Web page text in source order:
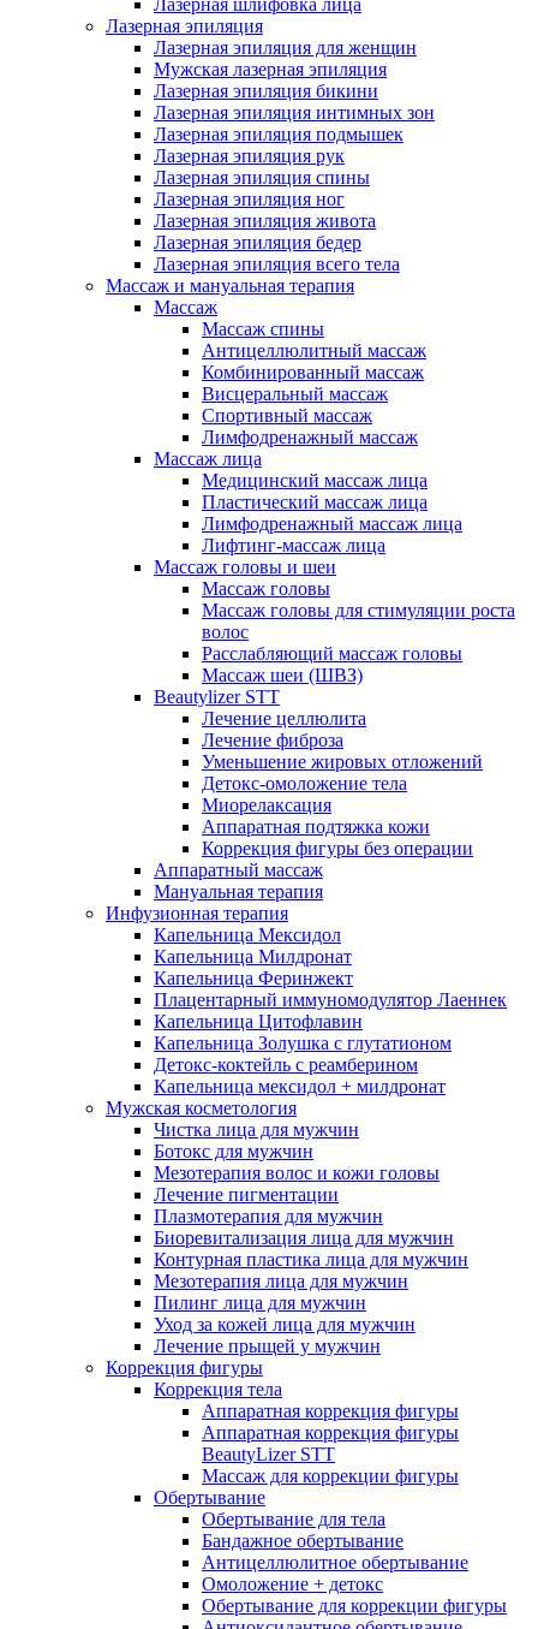
Лазерная шлифовка лица
Лазерная эпиляция
Лазерная эпиляция для женщин
Мужская лазерная эпиляция
Лазерная эпиляция бикини
Лазерная эпиляция интимных зон
Лазерная эпиляция подмышек
Лазерная эпиляция рук
Лазерная эпиляция спины
Лазерная эпиляция ног
Лазерная эпиляция живота
Лазерная эпиляция бедер
Лазерная эпиляция всего тела
Массаж и мануальная терапия
Массаж
Массаж спины
Антицеллюлитный массаж
Комбинированный массаж
Висцеральный массаж
Спортивный массаж
Лимфодренажный массаж
Массаж лица
Медицинский массаж лица
Пластический массаж лица
Лимфодренажный массаж лица
Лифтинг-массаж лица
Массаж головы и шеи
Массаж головы
Массаж головы для стимуляции роста
волос
Расслабляющий массаж головы
Массаж шеи (ШВЗ)
Beautylizer STT
Лечение целлюлита
Лечение фиброза
Уменьшение жировых отложений
Детокс-омоложение тела
Миорелаксация
Аппаратная подтяжка кожи
Коррекция фигуры без операции
Аппаратный массаж
Мануальная терапия
Инфузионная терапия
Капельница Мексидол
Капельница Милдронат
Капельница Феринжект
Плацентарный иммуномодулятор Лаеннек
Капельница Цитофлавин
Капельница Золушка с глутатионом
Детокс-коктейль с реамберином
Капельница мексидол + милдронат
Мужская косметология
Чистка лица для мужчин
Ботокс для мужчин
Мезотерапия волос и кожи головы
Лечение пигментации
Плазмотерапия для мужчин
Биоревитализация лица для мужчин
Контурная пластика лица для мужчин
Мезотерапия лица для мужчин
Пилинг лица для мужчин
Уход за кожей лица для мужчин
Лечение прыщей у мужчин
Коррекция фигуры
Коррекция тела
Аппаратная коррекция фигуры
Аппаратная коррекция фигуры
BeautyLizer STT
Массаж для коррекции фигуры
Обертывание
Обертывание для тела
Бандажное обертывание
Антицеллюлитное обертывание
Омоложение + детокс
Обертывание для коррекции фигуры